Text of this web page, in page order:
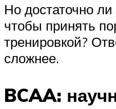
Но достаточно
чтобы принять
тренировкой?
сложнее.
BCAA: